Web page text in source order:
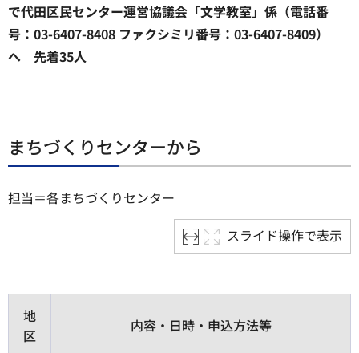
で代田区民センター運営協議会「文学教室」係（電話番
号：03-6407-8408 ファクシミリ番号：03-6407-8409）
へ 先着35人
まちづくりセンターから
担当＝各まちづくりセンター
スライド操作で表示
地
区
内容・日時・申込方法等